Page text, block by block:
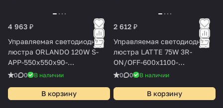
4 963 ₽
Управляемая светодиодная
люстра ORLANDO 120W S-
APP-550x550x90-
BLACK/WOOD/WHITE-220-
0 0 В наличии
В корзину
2 612 ₽
Управляемая светодиодная
люстра LATTE 75W 3R-
ON/OFF-600x1100-
WHITE/WHITE-220-IP20
0 0 В наличии
В корзину